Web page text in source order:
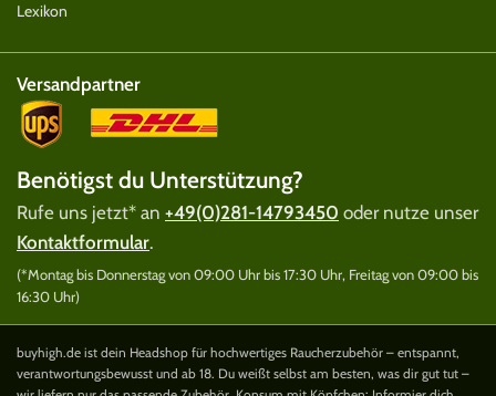
Lexikon
Versandpartner
Benötigst du Unterstützung?
Rufe uns jetzt* an +49(0)281-14793450 oder nutze unser
Kontaktformular.
(*Montag bis Donnerstag von 09:00 Uhr bis 17:30 Uhr, Freitag von 09:00 bis
16:30 Uhr)
buyhigh.de ist dein Headshop für hochwertiges Raucherzubehör – entspannt,
verantwortungsbewusst und ab 18. Du weißt selbst am besten, was dir gut tut –